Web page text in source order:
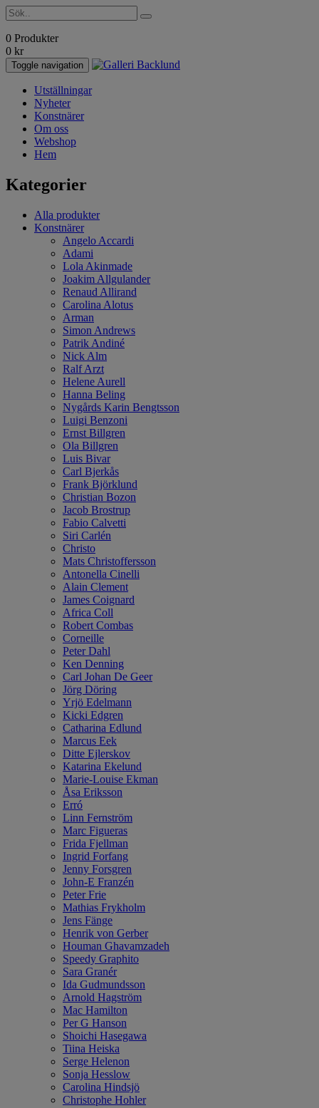
0 Produkter
0 kr
Toggle navigation
Utställningar
Nyheter
Konstnärer
Om oss
Webshop
Hem
Kategorier
Alla produkter
Konstnärer
Angelo Accardi
Adami
Lola Akinmade
Joakim Allgulander
Renaud Allirand
Carolina Alotus
Arman
Simon Andrews
Patrik Andiné
Nick Alm
Ralf Arzt
Helene Aurell
Hanna Beling
Nygårds Karin Bengtsson
Luigi Benzoni
Ernst Billgren
Ola Billgren
Luis Bivar
Carl Bjerkås
Frank Björklund
Christian Bozon
Jacob Brostrup
Fabio Calvetti
Siri Carlén
Christo
Mats Christoffersson
Antonella Cinelli
Alain Clement
James Coignard
Africa Coll
Robert Combas
Corneille
Peter Dahl
Ken Denning
Carl Johan De Geer
Jörg Döring
Yrjö Edelmann
Kicki Edgren
Catharina Edlund
Marcus Eek
Ditte Ejlerskov
Katarina Ekelund
Marie-Louise Ekman
Åsa Eriksson
Erró
Linn Fernström
Marc Figueras
Frida Fjellman
Ingrid Forfang
Jenny Forsgren
John-E Franzén
Peter Frie
Mathias Frykholm
Jens Fänge
Henrik von Gerber
Houman Ghavamzadeh
Speedy Graphito
Sara Granér
Ida Gudmundsson
Arnold Hagström
Mac Hamilton
Per G Hanson
Shoichi Hasegawa
Tiina Heiska
Serge Helenon
Sonja Hesslow
Carolina Hindsjö
Christophe Hohler